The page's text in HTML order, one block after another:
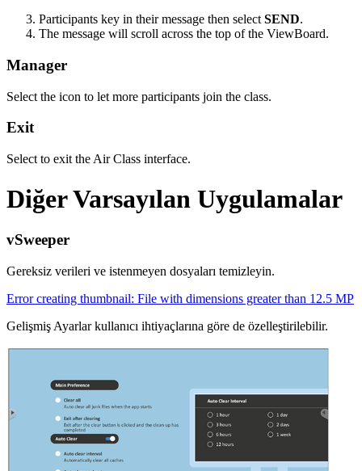
Participants key in their message then select SEND.
The message will scroll across the top of the ViewBoard.
Manager
Select the icon to let more participants join the class.
Exit
Select to exit the Air Class interface.
Diğer Varsayılan Uygulamalar
vSweeper
Gereksiz verileri ve istenmeyen dosyaları temizleyin.
Error creating thumbnail: File with dimensions greater than 12.5 MP
Gelişmiş Ayarlar kullanıcı ihtiyaçlarına göre de özelleştirilebilir.